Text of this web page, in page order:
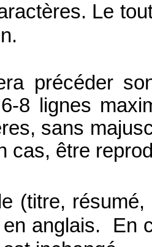
Le
précéder
8 lignes
sans
cas, être
(titre,
anglais. En